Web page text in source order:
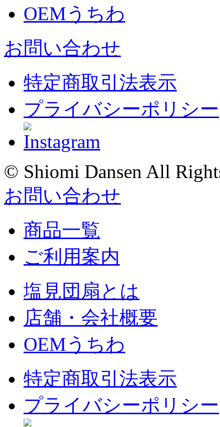
OEMうちわ
お問い合わせ
特定商取引法表示
プライバシーポリシー
© Shiomi Dansen All
お問い合わせ
商品一覧
ご利用案内
塩見団扇とは
店舗・会社概要
OEMうちわ
特定商取引法表示
プライバシーポリシー